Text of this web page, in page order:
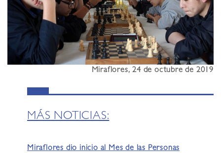
Miraflores, 24 de octubre de 2019
MÁS NOTICIAS:
Miraflores dio inicio al Mes de las Personas